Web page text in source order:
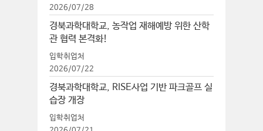
2026/07/28
경북과학대학교, 농작업 재해예방 위한 산학
관 협력 본격화!
입학취업처
2026/07/22
경북과학대학교, RISE사업 기반 파크골프 실
습장 개장
입학취업처